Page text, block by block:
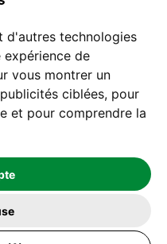
d'autres technologies
de
vous montrer un
ciblées, pour
et pour comprendre la
Editions Sutton
Les impliqués
Tous les éditeurs
Nos structures
réservés - Site réalisé par